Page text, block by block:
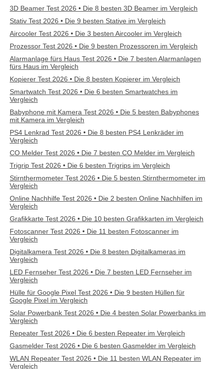
3D Beamer Test 2026 • Die 8 besten 3D Beamer im Vergleich
Stativ Test 2026 • Die 9 besten Stative im Vergleich
Aircooler Test 2026 • Die 3 besten Aircooler im Vergleich
Prozessor Test 2026 • Die 9 besten Prozessoren im Vergleich
Alarmanlage fürs Haus Test 2026 • Die 7 besten Alarmanlagen
fürs Haus im Vergleich
Kopierer Test 2026 • Die 8 besten Kopierer im Vergleich
Smartwatch Test 2026 • Die 6 besten Smartwatches im
Vergleich
Babyphone mit Kamera Test 2026 • Die 5 besten Babyphones
mit Kamera im Vergleich
PS4 Lenkrad Test 2026 • Die 8 besten PS4 Lenkräder im
Vergleich
CO Melder Test 2026 • Die 7 besten CO Melder im Vergleich
Trigrip Test 2026 • Die 6 besten Trigrips im Vergleich
Stirnthermometer Test 2026 • Die 5 besten Stirnthermometer im
Vergleich
Online Nachhilfe Test 2026 • Die 2 besten Online Nachhilfen im
Vergleich
Grafikkarte Test 2026 • Die 10 besten Grafikkarten im Vergleich
Fotoscanner Test 2026 • Die 11 besten Fotoscanner im
Vergleich
Digitalkamera Test 2026 • Die 8 besten Digitalkameras im
Vergleich
LED Fernseher Test 2026 • Die 7 besten LED Fernseher im
Vergleich
Hülle für Google Pixel Test 2026 • Die 9 besten Hüllen für
Google Pixel im Vergleich
Solar Powerbank Test 2026 • Die 4 besten Solar Powerbanks im
Vergleich
Repeater Test 2026 • Die 6 besten Repeater im Vergleich
Gasmelder Test 2026 • Die 6 besten Gasmelder im Vergleich
WLAN Repeater Test 2026 • Die 11 besten WLAN Repeater im
Vergleich